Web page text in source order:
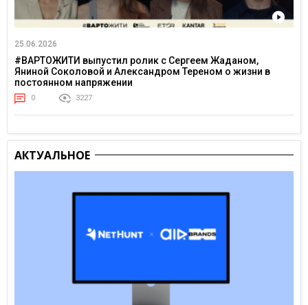
25.06.2026
#ВАРТОЖИТИ выпустил ролик с Сергеем Жаданом,
Яниной Соколовой и Александром Тереном о жизни в
постоянном напряжении
0 3227
АКТУАЛЬНОЕ